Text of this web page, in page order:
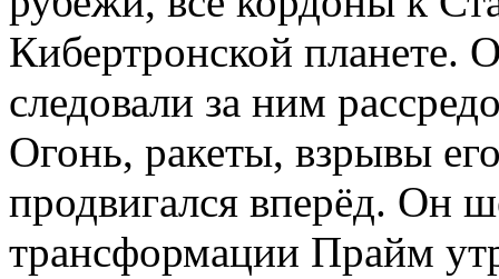
Кибертронской планете.
следовали за ним
Огонь, ракеты, взрывы
продвигался вперёд. Он
трансформации Прайм